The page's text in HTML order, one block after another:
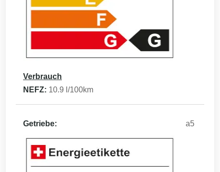
Verbrauch
NEFZ: 10.9 l/100km
Getriebe: a5